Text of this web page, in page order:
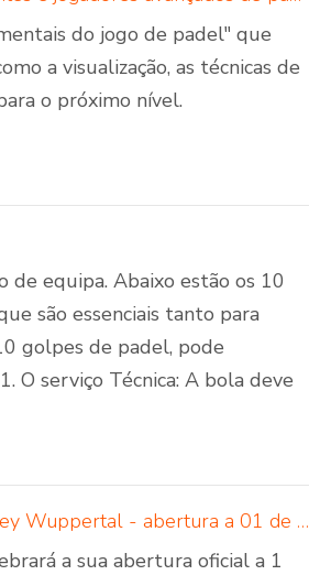
do jogo de padel" que
a visualização, as técnicas de
o próximo nível.
equipa. Abaixo estão os 10
são essenciais tanto para
golpes de padel, pode
O serviço Técnica: A bola deve
Padelcreations constrói campos de padel para Padel Valley Wuppertal - abertura a 01 de setembro de 2024
a sua abertura oficial a 1